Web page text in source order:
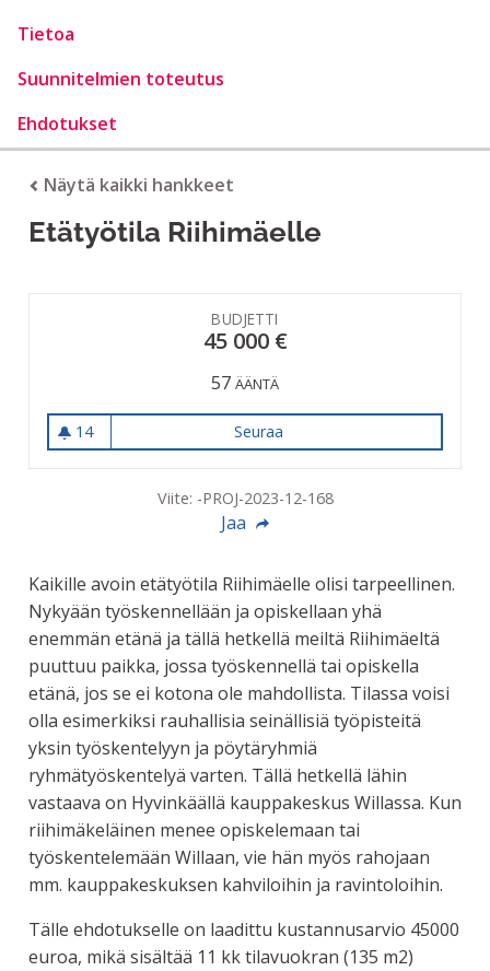
Tietoa
Suunnitelmien toteutus
Ehdotukset
Näytä kaikki hankkeet
Etätyötila Riihimäelle
BUDJETTI
45 000 €
57 ÄÄNTÄ
14
14 seuraajaa
Seuraa
Viite: -PROJ-2023-12-168
Jaa
Kaikille avoin etätyötila Riihimäelle olisi tarpeellinen.
Nykyään työskennellään ja opiskellaan yhä
enemmän etänä ja tällä hetkellä meiltä Riihimäeltä
puuttuu paikka, jossa työskennellä tai opiskella
etänä, jos se ei kotona ole mahdollista. Tilassa voisi
olla esimerkiksi rauhallisia seinällisiä työpisteitä
yksin työskentelyyn ja pöytäryhmiä
ryhmätyöskentelyä varten. Tällä hetkellä lähin
vastaava on Hyvinkäällä kauppakeskus Willassa. Kun
riihimäkeläinen menee opiskelemaan tai
työskentelemään Willaan, vie hän myös rahojaan
mm. kauppakeskuksen kahviloihin ja ravintoloihin.
Tälle ehdotukselle on laadittu kustannusarvio 45000
euroa, mikä sisältää 11 kk tilavuokran (135 m2)